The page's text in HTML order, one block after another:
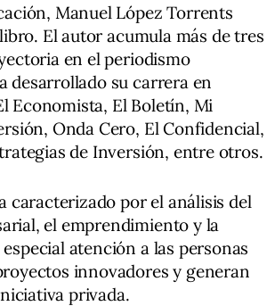
Manuel López Torrents
El autor acumula más de tres
en el periodismo
desarrollado su carrera en
Economista, El Boletín, Mi
Onda Cero, El Confidencial,
de Inversión, entre otros.
caracterizado por el análisis del
el emprendimiento y la
atención a las personas
innovadores y generan
privada.